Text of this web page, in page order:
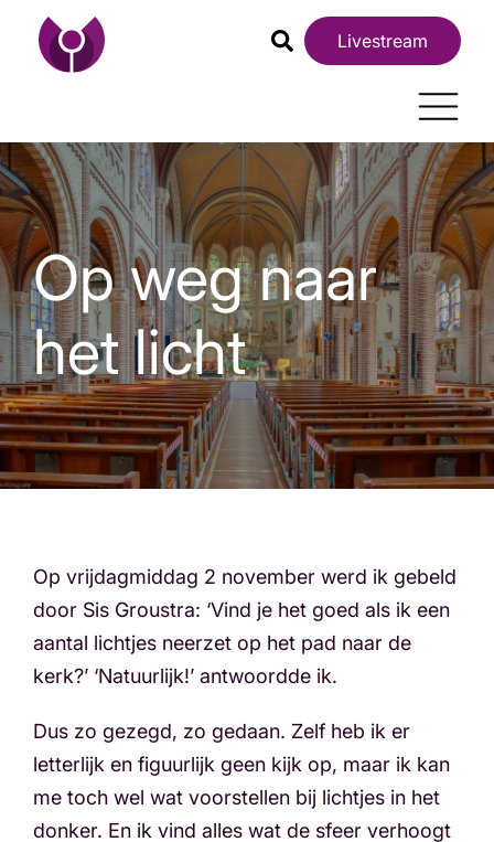
Livestream
Op weg naar
het licht
Op vrijdagmiddag 2 november werd ik gebeld
door Sis Groustra: ‘Vind je het goed als ik een
aantal lichtjes neerzet op het pad naar de
kerk?’ ‘Natuurlijk!’ antwoordde ik.
Dus zo gezegd, zo gedaan. Zelf heb ik er
letterlijk en figuurlijk geen kijk op, maar ik kan
me toch wel wat voorstellen bij lichtjes in het
donker. En ik vind alles wat de sfeer verhoogt